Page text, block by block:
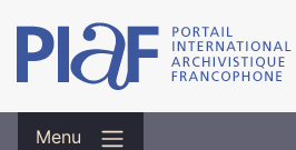
Menu